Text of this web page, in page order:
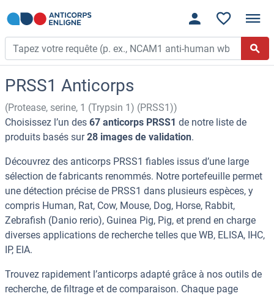
PRSS1 Anticorps
(Protease, serine, 1 (Trypsin 1) (PRSS1))
Choisissez l’un des 67 anticorps PRSS1 de notre liste de
produits basés sur28 images de validation.
Découvrez des anticorps PRSS1 fiables issus d’une large
sélection de fabricants renommés. Notre portefeuille permet
une détection précise de PRSS1 dans plusieurs espèces, y
compris Human, Rat, Cow, Mouse, Dog, Horse, Rabbit,
Zebrafish (Danio rerio), Guinea Pig, Pig, et prend en charge
diverses applications de recherche telles que WB, ELISA, IHC,
IP, EIA.
Trouvez rapidement l’anticorps adapté grâce à nos outils de
recherche, de filtrage et de comparaison. Chaque page